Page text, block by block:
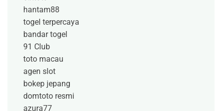
hantam88
togel terpercaya
bandar togel
91 Club
toto macau
agen slot
bokep jepang
domtoto resmi
azura77